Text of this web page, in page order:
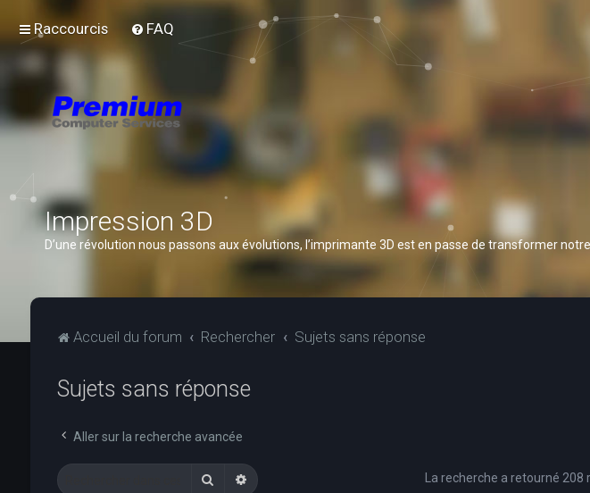
Raccourcis FAQ
Impression 3D
D’une révolution nous passons aux évolutions, l’imprimante 3D est en passe de transformer
Accueil du forum Rechercher Sujets sans réponse
Sujets sans réponse
Aller sur la recherche avancée
RechercherRecherche avancée La recherche a retourné 208